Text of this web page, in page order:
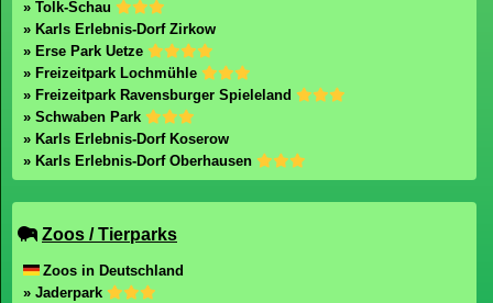
» Tolk-Schau
» Karls Erlebnis-Dorf Zirkow
» Erse Park Uetze
» Freizeitpark Lochmühle
» Freizeitpark Ravensburger Spieleland
» Schwaben Park
» Karls Erlebnis-Dorf Koserow
» Karls Erlebnis-Dorf Oberhausen
Zoos / Tierparks
Zoos in Deutschland
» Jaderpark